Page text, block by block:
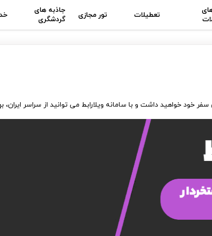
تعطیلات تور مجازی
جاذبه های
گردشگری
که برای سفر خود خواهید داشت و با سامانه ویلارابط می توانید از سراسر